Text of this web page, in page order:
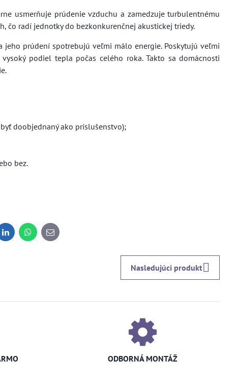
usmerňuje prúdenie vzduchu a zamedzuje turbulentnému
čo radí jednotky do bezkonkurenčnej akustickej triedy.
jeho prúdení spotrebujú veľmi málo energie. Poskytujú veľmi
podiel tepla počas celého roka. Takto sa domácnosti
doobjednaný ako príslušenstvo);
bez.
LinkedInWhatsApp
E-
mail
Nasledujúci produkt
ODBORNÁ MONTÁŽ